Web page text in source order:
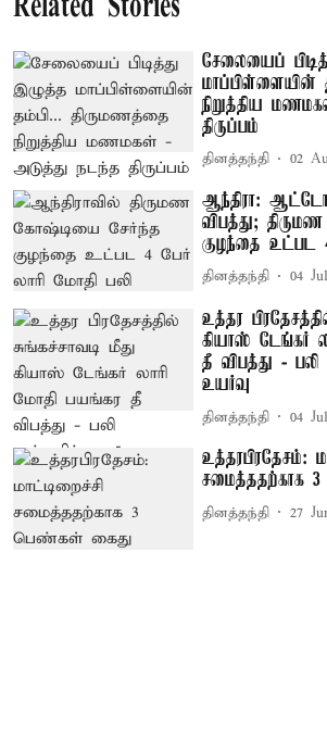
Related Stories
சேலையைப்
மாப்பிள்ளையின்
நிறுத்திய
திருப்பம்
தினத்தந்தி 02
ஆந்திரா: ஆட்டோ
விபத்து;
குழந்தை உட்பட
தினத்தந்தி 04
உத்தர
கியாஸ் டேங்கர்
தீ விபத்து -
உயர்வு
தினத்தந்தி 04
உத்தரபிரதேசம்:
சமைத்ததற்காக
தினத்தந்தி 27